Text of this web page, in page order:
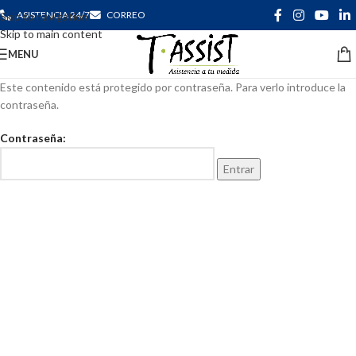
Skip to navigation
Skip to main content
ASISTENCIA 24/7 CORREO
MENU
Este contenido está protegido por contraseña. Para verlo introduce la
contraseña.
Contraseña: